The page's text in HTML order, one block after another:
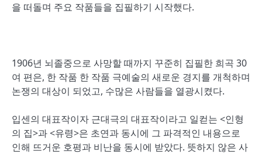
을 떠돌며 주요 작품들을 집필하기 시작했다.
1906년 뇌졸중으로 사망할 때까지 꾸준히 집필한 희곡 30
여 편은, 한 작품 한 작품 극예술의 새로운 경지를 개척하며
논쟁의 대상이 되었고, 수많은 사람들을 열광시켰다.
입센의 대표작이자 근대극의 대표작이라고 일컫는 <인형
의 집>과 <유령>은 초연과 동시에 그 파격적인 내용으로
인해 뜨거운 호평과 비난을 동시에 받았다. 뜻하지 않은 사